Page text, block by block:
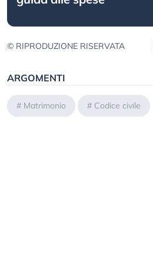
© RIPRODUZIONE RISERVATA
ARGOMENTI
# Matrimonio # Codice civile